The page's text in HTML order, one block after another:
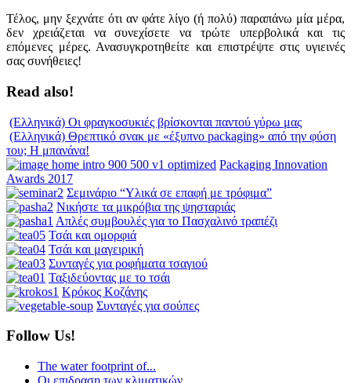
Τέλος, μην ξεχνάτε ότι αν φάτε λίγο (ή πολύ) παραπάνω μία μέρα,
δεν χρειάζεται να συνεχίσετε να τρώτε υπερβολικά και τις
επόμενες μέρες. Ανασυγκροτηθείτε και επιστρέψτε στις υγιεινές
σας συνήθειες!
Read also!
(Ελληνικά) Οι φραγκοσυκιές βρίσκονται παντού γύρω μας
(Ελληνικά) Θρεπτικό σνακ με «έξυπνο packaging» από την φύση
του; Η μπανάνα!
Packaging Innovation
Awards 2017
Σεμινάριο “Υλικά σε επαφή με τρόφιμα”
Νικήστε τα μικρόβια της ψησταριάς
Απλές συμβουλές για το Πασχαλινό τραπέζι
Τσάι και ομορφιά
Τσάι και μαγειρική
Συνταγές για ροφήματα τσαγιού
Ταξιδεύοντας με το τσάι
Κρόκος Κοζάνης
Συνταγές για σούπες
Follow Us!
The water footprint of...
Οι επιδραση των κλιματικών...